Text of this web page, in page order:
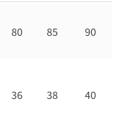
80 85 90
36 38 40